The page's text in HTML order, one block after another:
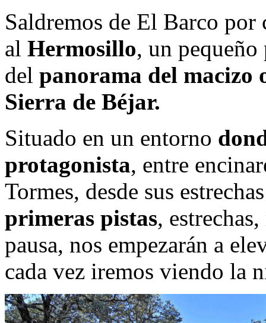
Saldremos de El Barco por
al Hermosillo, un pequeño
del panorama del macizo
Sierra de Béjar.
Situado en un entorno
protagonista, entre
Tormes, desde sus
primeras pistas,
pausa, nos empezarán a
cada vez iremos viendo la